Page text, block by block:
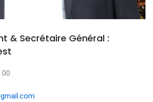
& Secrétaire Général :